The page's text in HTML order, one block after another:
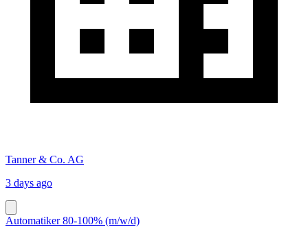
Tanner & Co. AG
3 days ago
Automatiker 80-100% (m/w/d)